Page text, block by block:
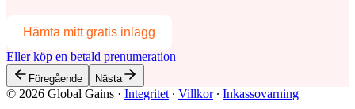
Hämta mitt gratis inlägg
Eller köp en betald prenumeration
Föregående Nästa
© 2026 Global Gains · Integritet ∙ Villkor∙ Inkassovarning